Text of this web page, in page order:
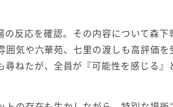
反応を確認。その内容について森下
気や六華苑、七里の渡しも高評価を
ねたが、全員が『可能性を感じる